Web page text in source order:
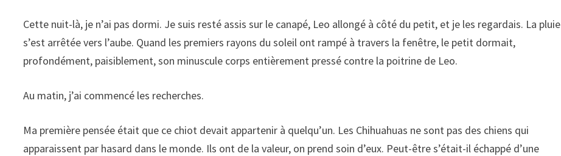
Cette nuit-là, je n’ai pas dormi. Je suis resté assis sur le canapé, Leo allongé à côté du petit, et je les regardais. La pluie
s’est arrêtée vers l’aube. Quand les premiers rayons du soleil ont rampé à travers la fenêtre, le petit dormait,
profondément, paisiblement, son minuscule corps entièrement pressé contre la poitrine de Leo.
Au matin, j’ai commencé les recherches.
Ma première pensée était que ce chiot devait appartenir à quelqu’un. Les Chihuahuas ne sont pas des chiens qui
apparaissent par hasard dans le monde. Ils ont de la valeur, on prend soin d’eux. Peut-être s’était-il échappé d’une